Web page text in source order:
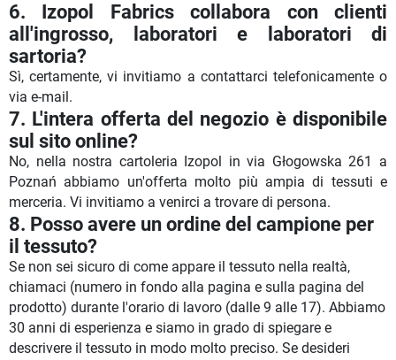
6.
Izopol Fabrics collabora con clienti
all'ingrosso, laboratori e laboratori di
sartoria?
Sì, certamente, vi invitiamo a contattarci telefonicamente o
via e-mail.
7. L'intera offerta del negozio è disponibile
sul sito online?
No, nella nostra cartoleria Izopol in via Głogowska 261 a
Poznań abbiamo un'offerta molto più ampia di tessuti e
merceria. Vi invitiamo a venirci a trovare di persona.
8. Posso avere un ordine del campione per
il tessuto?
Se non sei sicuro di come appare il tessuto nella realtà,
chiamaci (numero in fondo alla pagina e sulla pagina del
prodotto) durante l'orario di lavoro (dalle 9 alle 17). Abbiamo
30 anni di esperienza e siamo in grado di spiegare e
descrivere il tessuto in modo molto preciso. Se desideri